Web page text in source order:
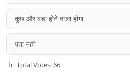
कुछ और बड़ा होने वाला होगा
पता नहीं
Total Votes: 66